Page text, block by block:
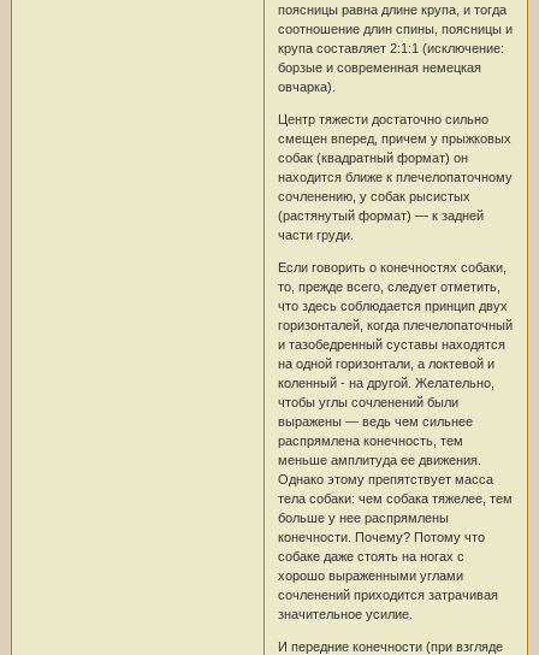
поясницы равна длине крупа, и тогда
соотношение длин спины, поясницы и
крупа составляет 2:1:1 (исключение:
борзые и современная немецкая
овчарка).
Центр тяжести достаточно сильно
смещен вперед, причем у прыжковых
собак (квадратный формат) он
находится ближе к плечелопаточному
сочленению, у собак рысистых
(растянутый формат) — к задней
части груди.
Если говорить о конечностях собаки,
то, прежде всего, следует отметить,
что здесь соблюдается принцип двух
горизонталей, когда плечелопаточный
и тазобедренный суставы находятся
на одной горизонтали, а локтевой и
коленный - на другой. Желательно,
чтобы углы сочленений были
выражены — ведь чем сильнее
распрямлена конечность, тем
меньше амплитуда ее движения.
Однако этому препятствует масса
тела собаки: чем собака тяжелее, тем
больше у нее распрямлены
конечности. Почему? Потому что
собаке даже стоять на ногах с
хорошо выраженными углами
сочленений приходится затрачивая
значительное усилие.
И передние конечности (при взгляде